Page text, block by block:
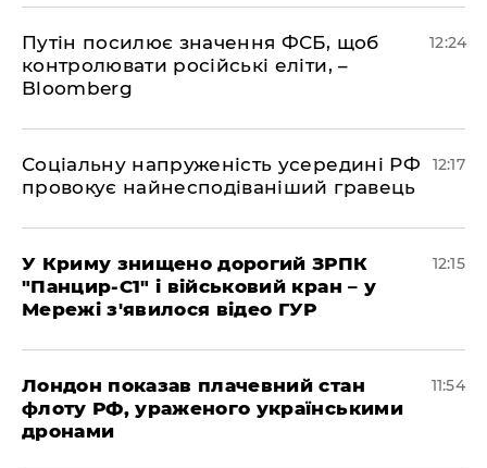
Путін посилює значення ФСБ, щоб
контролювати російські еліти, –
Bloomberg
12:24
Соціальну напруженість усередині РФ
провокує найнесподіваніший гравець
12:17
У Криму знищено дорогий ЗРПК
"Панцир-С1" і військовий кран – у
Мережі з'явилося відео ГУР
12:15
Лондон показав плачевний стан
флоту РФ, ураженого українськими
дронами
11:54